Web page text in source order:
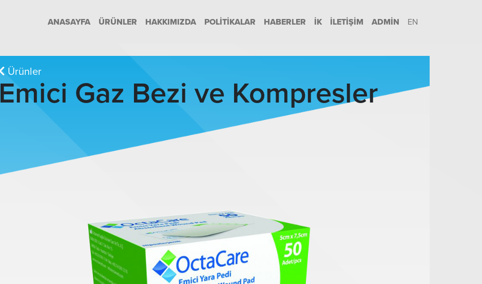
ANASAYFA ÜRÜNLER HAKKIMIZDA POLITIKALAR HABERLER İK İLETIŞIM ADMIN EN
Ürünler
Emici Gaz Bezi ve Kompresler